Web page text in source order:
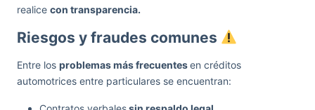
realice con transparencia.
Riesgos y fraudes comunes
Entre los problemas más frecuentesen créditos
automotrices entre particulares se encuentran: